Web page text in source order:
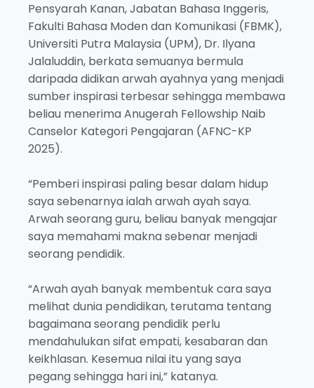
Pensyarah Kanan, Jabatan Bahasa Inggeris,
Fakulti Bahasa Moden dan Komunikasi (FBMK),
Universiti Putra Malaysia (UPM), Dr. Ilyana
Jalaluddin, berkata semuanya bermula
daripada didikan arwah ayahnya yang menjadi
sumber inspirasi terbesar sehingga membawa
beliau menerima Anugerah Fellowship Naib
Canselor Kategori Pengajaran (AFNC-KP
2025).
“Pemberi inspirasi paling besar dalam hidup
saya sebenarnya ialah arwah ayah saya.
Arwah seorang guru, beliau banyak mengajar
saya memahami makna sebenar menjadi
seorang pendidik.
“Arwah ayah banyak membentuk cara saya
melihat dunia pendidikan, terutama tentang
bagaimana seorang pendidik perlu
mendahulukan sifat empati, kesabaran dan
keikhlasan. Kesemua nilai itu yang saya
pegang sehingga hari ini,” katanya.